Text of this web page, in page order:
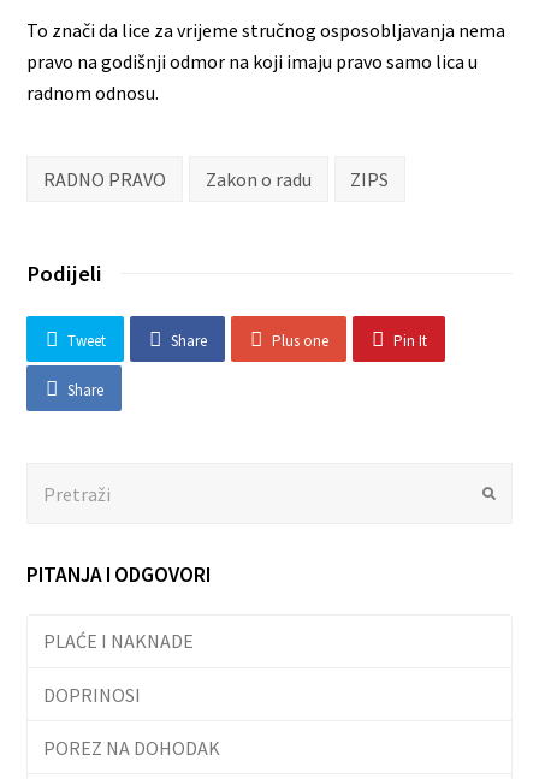
To znači da lice za vrijeme stručnog osposobljavanja nema
pravo na godišnji odmor na koji imaju pravo samo lica u
radnom odnosu.
RADNO PRAVO Zakon o radu ZIPS
Podijeli
Tweet Share Plus one Pin It
Share
PITANJA I ODGOVORI
PLAĆE I NAKNADE
DOPRINOSI
POREZ NA DOHODAK